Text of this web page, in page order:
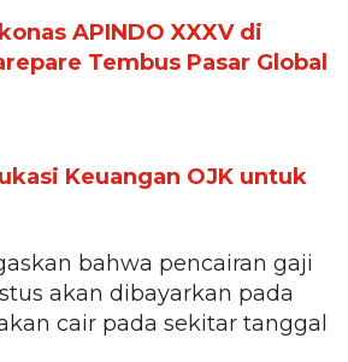
APINDO XXXV di
Tembus Pasar Global
Keuangan OJK untuk
bahwa pencairan gaji
akan dibayarkan pada
cair pada sekitar tanggal